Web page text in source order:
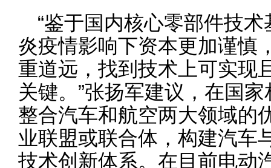
“鉴于国内核心零部件技
炎疫情影响下资本更加谨慎
重道远，找到技术上可实现
关键。”张扬军建议，在国
整合汽车和航空两大领域的
业联盟或联合体，构建汽车
技术创新体系。在目前电动